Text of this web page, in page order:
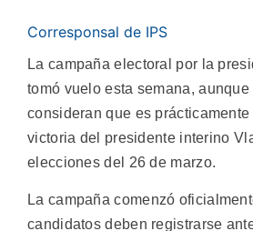
Corresponsal de IPS
La campaña electoral por la
tomó vuelo esta semana,
consideran que es
victoria del presidente interino
elecciones del 26 de marzo.
La campaña comenzó
candidatos deben registrarse